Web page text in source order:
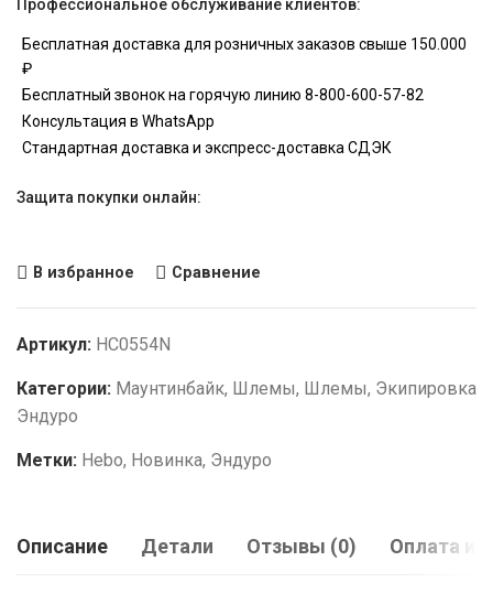
Профессиональное обслуживание клиентов:
Бесплатная доставка для розничных заказов свыше 150.000
₽
Бесплатный звонок на горячую линию 8-800-600-57-82
Консультация в WhatsApp
Стандартная доставка и экспресс-доставка СДЭК
Защита покупки онлайн:
В избранное Сравнение
Артикул: HC0554N
Категории: Маунтинбайк, Шлемы, Шлемы, Экипировка
Эндуро
Метки: Hebo, Новинка, Эндуро
Описание Детали Отзывы (0) Оплата и